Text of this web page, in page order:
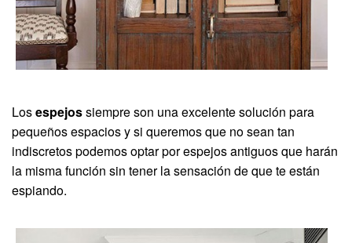
Losespejossiempre son una excelente solución para
pequeños espacios y si queremos que no sean tan
indiscretos podemos optar por espejos antiguos que harán
la misma función sin tener la sensación de que te están
espiando.